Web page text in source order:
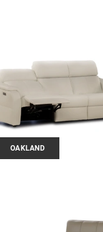
OAKLAND